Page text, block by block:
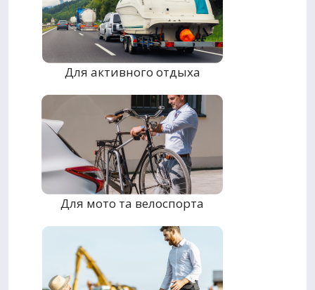
Для активного отдыха
Для мото та велоспорта